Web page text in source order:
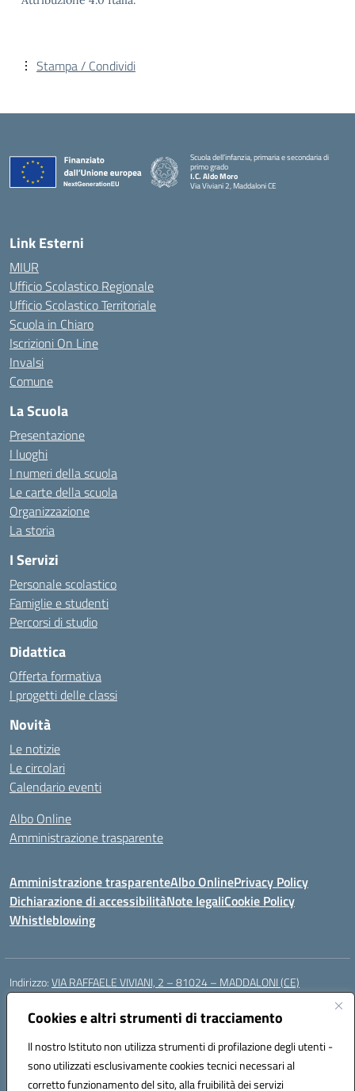
Cookies e altri strumenti di tracciamento
Il nostro Istituto non utilizza strumenti di profilazione degli utenti -
sono utilizzati esclusivamente cookies tecnici necessari al
corretto funzionamento del sito, alla fruibilità dei servizi
Stampa / Condividi
Scuola dell’infanzia, primaria e secondaria di
primo grado
I.C. Aldo Moro
Via Viviani 2, Maddaloni CE
Link Esterni
MIUR
Ufficio Scolastico Regionale
Ufficio Scolastico Territoriale
Scuola in Chiaro
Iscrizioni On Line
Invalsi
Comune
La Scuola
Presentazione
I luoghi
I numeri della scuola
Le carte della scuola
Organizzazione
La storia
I Servizi
Personale scolastico
Famiglie e studenti
Percorsi di studio
Didattica
Offerta formativa
I progetti delle classi
Novità
Le notizie
Le circolari
Calendario eventi
Albo Online
Amministrazione trasparente
Amministrazione trasparenteAlbo OnlinePrivacy Policy
Dichiarazione di accessibilitàNote legaliCookie Policy
Whistleblowing
Indirizzo:VIA RAFFAELE VIVIANI, 2 – 81024 – MADDALONI (CE)
Centralino:
Posta elettronica certificata (PEC):ceic8av00r@pec.istruzione.it
Codice fiscale: 93086020612
Codice meccanografico:CEIC8AV00R
Codice Indice delle Pubbliche Amministrazioni (IPA): icamm